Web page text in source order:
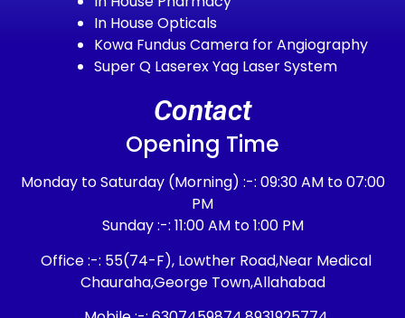
In House Opticals
Kowa Fundus Camera for Angiography
Super Q Laserex Yag Laser System
Contact
Opening Time
Monday to Saturday (Morning) :-: 09:30 AM to 07:00
PM
Sunday :-: 11:00 AM to 1:00 PM
Office :-: 55(74-F), Lowther Road,Near Medical
Chauraha,George Town,Allahabad